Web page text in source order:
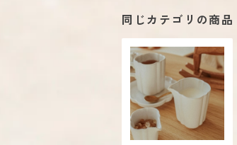
同じカテゴリの商品